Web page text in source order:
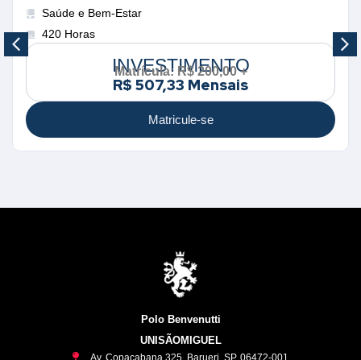
Saúde e Bem-Estar
420 Horas
Matricule-se
INVESTIMENTO
Matrícula: R$ 200,00 +
R$ 507,33 Mensais
Polo Benvenutti
UNISÃOMIGUEL
Av. Copacabana 325, Barueri, SP, 06472-001